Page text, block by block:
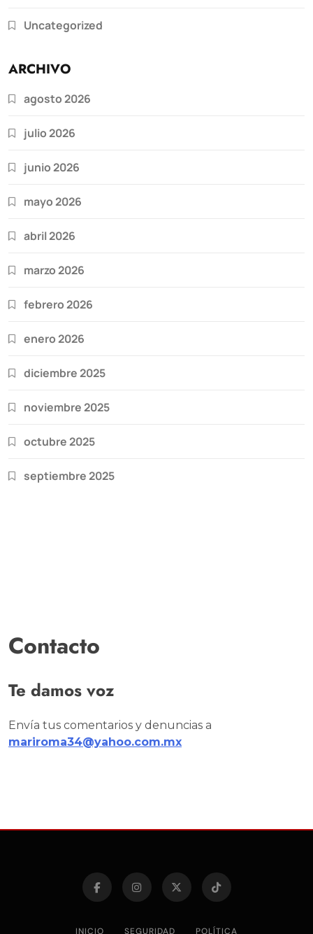
Uncategorized
ARCHIVO
agosto 2026
julio 2026
junio 2026
mayo 2026
abril 2026
marzo 2026
febrero 2026
enero 2026
diciembre 2025
noviembre 2025
octubre 2025
septiembre 2025
Contacto
Te damos voz
Envía tus comentarios y denuncias a
mariroma34@yahoo.com.mx
INICIO SEGURIDAD POLÍTICA